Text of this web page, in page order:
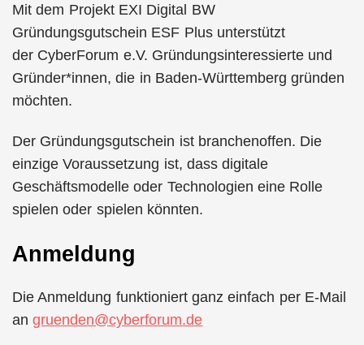
Mit dem Projekt EXI Digital BW
Gründungsgutschein ESF Plus unterstützt
der CyberForum e.V. Gründungsinteressierte und
Gründer*innen, die in Baden-Württemberg gründen
möchten.
Der Gründungsgutschein ist branchenoffen. Die
einzige Voraussetzung ist, dass digitale
Geschäftsmodelle oder Technologien eine Rolle
spielen oder spielen könnten.
Anmeldung
Die Anmeldung funktioniert ganz einfach per E-Mail
angruenden@cyberforum.de